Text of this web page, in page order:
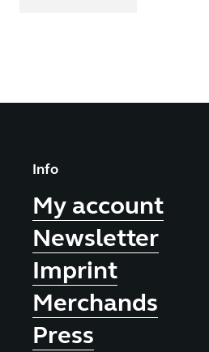
Info
My account
Newsletter
Imprint
Merchands
Press